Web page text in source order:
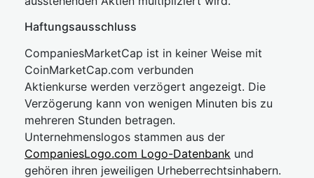
Haftungsausschluss
CompaniesMarketCap ist in keiner Weise mit
CoinMarketCap.com verbunden
Aktienkurse werden verzögert angezeigt. Die
Verzögerung kann von wenigen Minuten bis zu
mehreren Stunden betragen.
Unternehmenslogos stammen aus der
CompaniesLogo.com Logo-Datenbank und
gehören ihren jeweiligen Urheberrechtsinhabern.